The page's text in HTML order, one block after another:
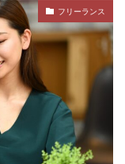
フリーランス